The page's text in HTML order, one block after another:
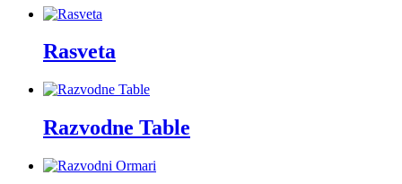
Rasveta
Razvodne Table